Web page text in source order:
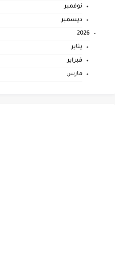
نوفمبر
ديسمبر
2026
يناير
فبراير
مارس